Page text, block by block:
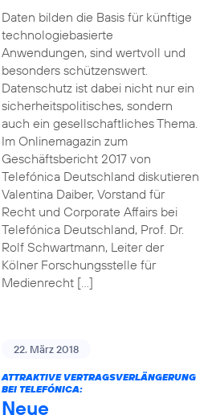
Daten bilden die Basis für künftige
technologiebasierte
Anwendungen, sind wertvoll und
besonders schützenswert.
Datenschutz ist dabei nicht nur ein
sicherheitspolitisches, sondern
auch ein gesellschaftliches Thema.
Im Onlinemagazin zum
Geschäftsbericht 2017 von
Telefónica Deutschland diskutieren
Valentina Daiber, Vorstand für
Recht und Corporate Affairs bei
Telefónica Deutschland, Prof. Dr.
Rolf Schwartmann, Leiter der
Kölner Forschungsstelle für
Medienrecht […]
22. März 2018
ATTRAKTIVE VERTRAGSVERLÄNGERUNG
BEI TELEFÓNICA:
Neue